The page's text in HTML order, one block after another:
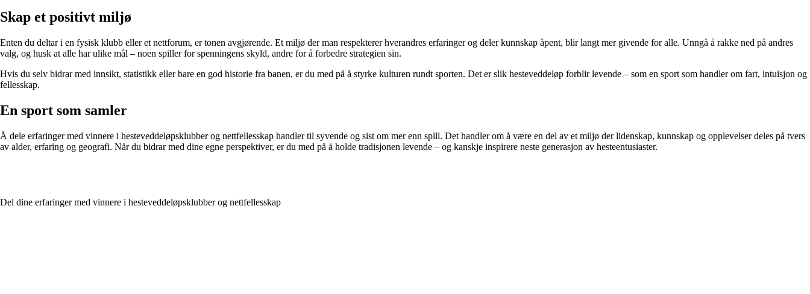
Skap et positivt miljø
Enten du deltar i en fysisk klubb eller et nettforum, er tonen avgjørende. Et miljø der man respekterer hverandres erfaringer og deler kunnskap åpent, blir langt mer givende for alle. Unngå å rakke ned på andres
valg, og husk at alle har ulike mål – noen spiller for spenningens skyld, andre for å forbedre strategien sin.
Hvis du selv bidrar med innsikt, statistikk eller bare en god historie fra banen, er du med på å styrke kulturen rundt sporten. Det er slik hesteveddeløp forblir levende – som en sport som handler om fart, intuisjon og
fellesskap.
En sport som samler
Å dele erfaringer med vinnere i hesteveddeløpsklubber og nettfellesskap handler til syvende og sist om mer enn spill. Det handler om å være en del av et miljø der lidenskap, kunnskap og opplevelser deles på tvers
av alder, erfaring og geografi. Når du bidrar med dine egne perspektiver, er du med på å holde tradisjonen levende – og kanskje inspirere neste generasjon av hesteentusiaster.
Del dine erfaringer med vinnere i hesteveddeløpsklubber og nettfellesskap